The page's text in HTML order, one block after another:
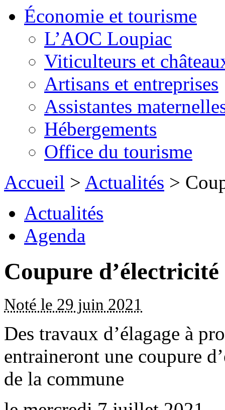
Économie et tourisme
L’AOC Loupiac
Viticulteurs et
Artisans et entreprises
Assistantes
Hébergements
Office du tourisme
Accueil > Actualités >
Actualités
Agenda
Coupure
Noté le 29 juin 2021
Des travaux d’élagage à
entraineront une coupure
de la commune